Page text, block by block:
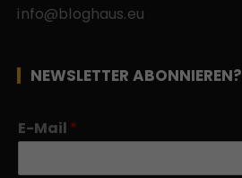
info@bloghaus.eu
NEWSLETTER ABONNIEREN?
E-Mail *